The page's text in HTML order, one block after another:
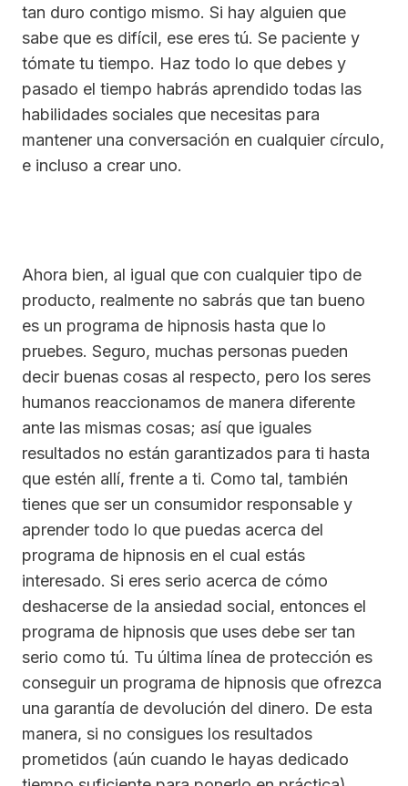
tan duro contigo mismo. Si hay alguien que
sabe que es difícil, ese eres tú. Se paciente y
tómate tu tiempo. Haz todo lo que debes y
pasado el tiempo habrás aprendido todas las
habilidades sociales que necesitas para
mantener una conversación en cualquier círculo,
e incluso a crear uno.
Ahora bien, al igual que con cualquier tipo de
producto, realmente no sabrás que tan bueno
es un programa de hipnosis hasta que lo
pruebes. Seguro, muchas personas pueden
decir buenas cosas al respecto, pero los seres
humanos reaccionamos de manera diferente
ante las mismas cosas; así que iguales
resultados no están garantizados para ti hasta
que estén allí, frente a ti. Como tal, también
tienes que ser un consumidor responsable y
aprender todo lo que puedas acerca del
programa de hipnosis en el cual estás
interesado. Si eres serio acerca de cómo
deshacerse de la ansiedad social, entonces el
programa de hipnosis que uses debe ser tan
serio como tú. Tu última línea de protección es
conseguir un programa de hipnosis que ofrezca
una garantía de devolución del dinero. De esta
manera, si no consigues los resultados
prometidos (aún cuando le hayas dedicado